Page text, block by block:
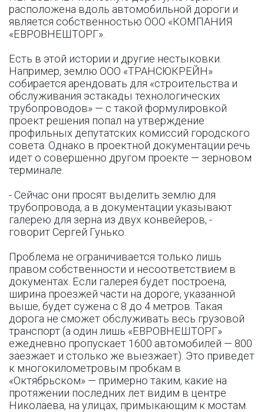
расположена вдоль автомобильной дороги и
является собственностью ООО «КОМПАНИЯ
«ЕВРОВНЕШТОРГ».
Есть в этой истории и другие нестыковки.
Например, землю ООО «ТРАНСЮКРЕЙН»
собирается арендовать для «строительства и
обслуживания эстакады технологических
трубопроводов» — с такой формулировкой
проект решения попал на утверждение
профильных депутатских комиссий городского
совета. Однако в проектной документации речь
идет о совершенно другом проекте — зерновом
терминале.
- Сейчас они просят выделить землю для
трубопровода, а в документации указывают
галерею для зерна из двух конвейеров, -
говорит Сергей Гунько.
Проблема не ограничивается только лишь
правом собственности и несоответствием в
документах. Если галерея будет построена,
ширина проезжей части на дороге, указанной
выше, будет сужена с 8 до 4 метров. Такая
дорога не сможет обслуживать весь грузовой
транспорт (а один лишь «ЕВРОВНЕШТОРГ»
ежедневно пропускает 1600 автомобилей — 800
заезжает и столько же выезжает). Это приведет
к многокилометровым пробкам в
«Октябрьском» — примерно таким, какие на
протяжении последних лет видим в центре
Николаева, на улицах, примыкающим к мостам.